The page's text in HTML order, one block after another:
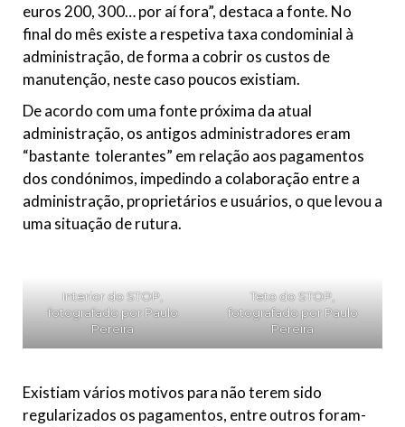
euros 200, 300… por aí fora”, destaca a fonte. No
final do mês existe a respetiva taxa condominial à
administração, de forma a cobrir os custos de
manutenção, neste caso poucos existiam.
De acordo com uma fonte próxima da atual
administração, os antigos administradores eram
“bastante tolerantes” em relação aos pagamentos
dos condónimos, impedindo a colaboração entre a
administração, proprietários e usuários, o que levou a
uma situação de rutura.
Interior do STOP,
fotografado por Paulo
Pereira
Teto do STOP,
fotografado por Paulo
Pereira
Existiam vários motivos para não terem sido
regularizados os pagamentos, entre outros foram-